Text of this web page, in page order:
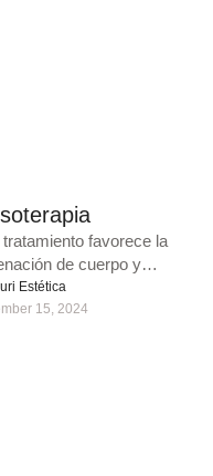
tratamiento favorece la
de cuerpo y
la tensión
a la vez que nutre
Estética
15, 2024